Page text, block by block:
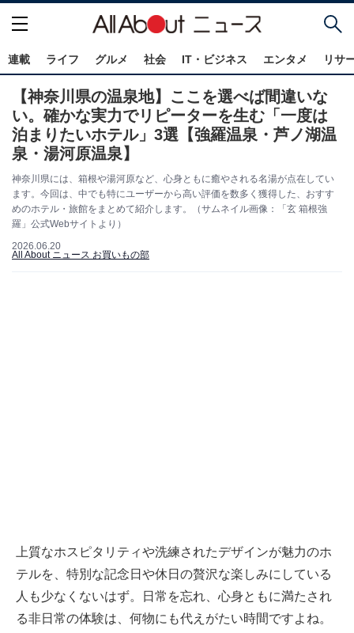
連載 ライフ グルメ 社会 IT・ビジネス エンタメ リサ
【神奈川県の温泉地】ここを選べば間違いな
い。確かな実力でリピーターを生む「一度は
泊まりたいホテル」3選【強羅温泉・芦ノ湖温
泉・湯河原温泉】
神奈川県には、箱根や湯河原など、心身ともに癒やされる名湯が点在してい
ます。今回は、中でも特にユーザーから高い評価を数多く獲得した、おすす
めのホテル・旅館をまとめて紹介します。（サムネイル画像：「玄 箱根強
羅」公式Webサイトより）
2026.06.20
All About ニュース お買いもの部
上質なホスピタリティや洗練されたデザインが魅力のホ
テルを、特別な記念日や休日の贅沢な楽しみにしている
人も少なくないはず。日常を忘れ、心身ともに満たされ
る非日常の体験は、何物にも代えがたい時間ですよね。